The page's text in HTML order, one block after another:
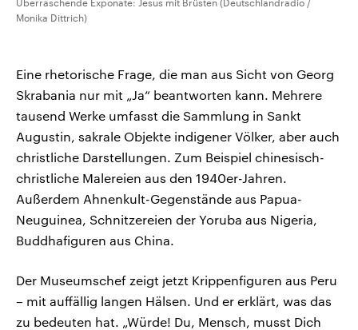
Überraschende Exponate: Jesus mit Brüsten (Deutschlandradio /
Monika Dittrich)
Eine rhetorische Frage, die man aus Sicht von Georg
Skrabania nur mit „Ja“ beantworten kann. Mehrere
tausend Werke umfasst die Sammlung in Sankt
Augustin, sakrale Objekte indigener Völker, aber auch
christliche Darstellungen. Zum Beispiel chinesisch-
christliche Malereien aus den 1940er-Jahren.
Außerdem Ahnenkult-Gegenstände aus Papua-
Neuguinea, Schnitzereien der Yoruba aus Nigeria,
Buddhafiguren aus China.
Der Museumschef zeigt jetzt Krippenfiguren aus Peru
– mit auffällig langen Hälsen. Und er erklärt, was das
zu bedeuten hat. „Würde! Du, Mensch, musst Dich